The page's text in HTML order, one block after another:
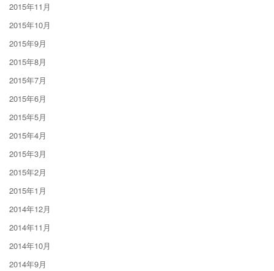
2015年11月
2015年10月
2015年9月
2015年8月
2015年7月
2015年6月
2015年5月
2015年4月
2015年3月
2015年2月
2015年1月
2014年12月
2014年11月
2014年10月
2014年9月